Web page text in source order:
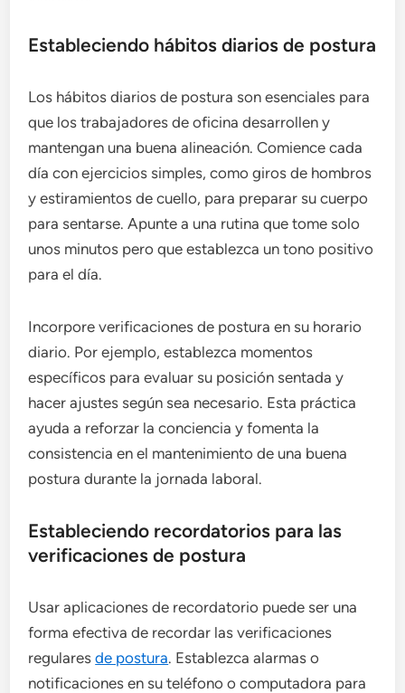
Estableciendo hábitos diarios de postura
Los hábitos diarios de postura son esenciales para
que los trabajadores de oficina desarrollen y
mantengan una buena alineación. Comience cada
día con ejercicios simples, como giros de hombros
y estiramientos de cuello, para preparar su cuerpo
para sentarse. Apunte a una rutina que tome solo
unos minutos pero que establezca un tono positivo
para el día.
Incorpore verificaciones de postura en su horario
diario. Por ejemplo, establezca momentos
específicos para evaluar su posición sentada y
hacer ajustes según sea necesario. Esta práctica
ayuda a reforzar la conciencia y fomenta la
consistencia en el mantenimiento de una buena
postura durante la jornada laboral.
Estableciendo recordatorios para las
verificaciones de postura
Usar aplicaciones de recordatorio puede ser una
forma efectiva de recordar las verificaciones
regularesde postura. Establezca alarmas o
notificaciones en su teléfono o computadora para